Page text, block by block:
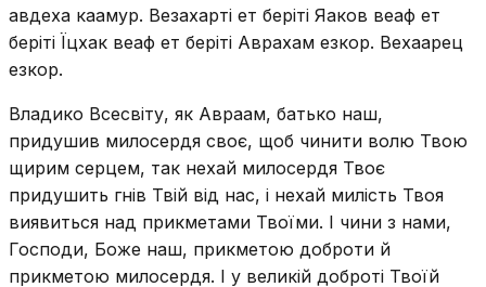
авдеха каамур. Везахарті ет беріті Яаков веаф ет
беріті Їцхак веаф ет беріті Аврахам езкор. Вехаарец
езкор.
Владико Всесвіту, як Авраам, батько наш,
придушив милосердя своє, щоб чинити волю Твою
щирим серцем, так нехай милосердя Твоє
придушить гнів Твій від нас, і нехай милість Твоя
виявиться над прикметами Твоїми. І чини з нами,
Господи, Боже наш, прикметою доброти й
прикметою милосердя. І у великій доброті Твоїй